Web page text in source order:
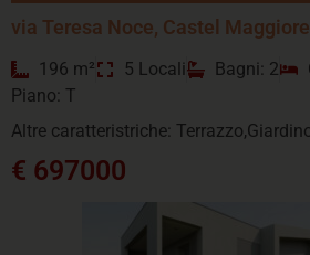
via Teresa Noce, Castel Maggiore
196 m² 5 Locali Bagni: 2
Piano: T
Altre caratteristriche:
€ 697000